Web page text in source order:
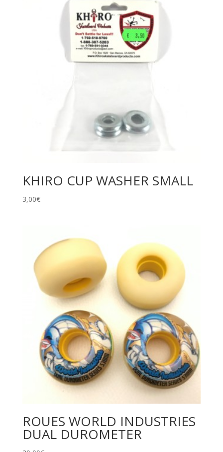
KHIRO CUP WASHER SMALL
3,00€
ROUES WORLD INDUSTRIES
DUAL DUROMETER